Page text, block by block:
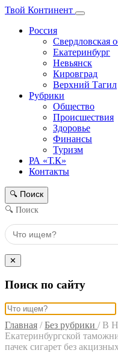
Твой Континент
Россия
Свердловская
Екатеринбург
Невьянск
Кировград
Верхний Тагил
Рубрики
Общество
Происшествия
Здоровье
Финансы
Туризм
РА «Т.К»
Контакты
🔍 Поиск
🔍 Поиск
✕
Поиск по сайту
Главная / Без рубрики / В
Екатеринбургской
пачек сигарет без